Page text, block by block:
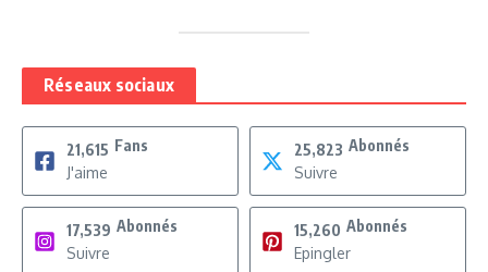
Réseaux sociaux
21,615 Fans
J'aime
25,823 Abonnés
Suivre
17,539 Abonnés
Suivre
15,260 Abonnés
Epingler